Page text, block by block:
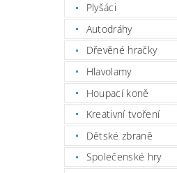
Plyšáci
Autodráhy
Dřevěné hračky
Hlavolamy
Houpací koně
Kreativní tvoření
Dětské zbraně
Společenské hry